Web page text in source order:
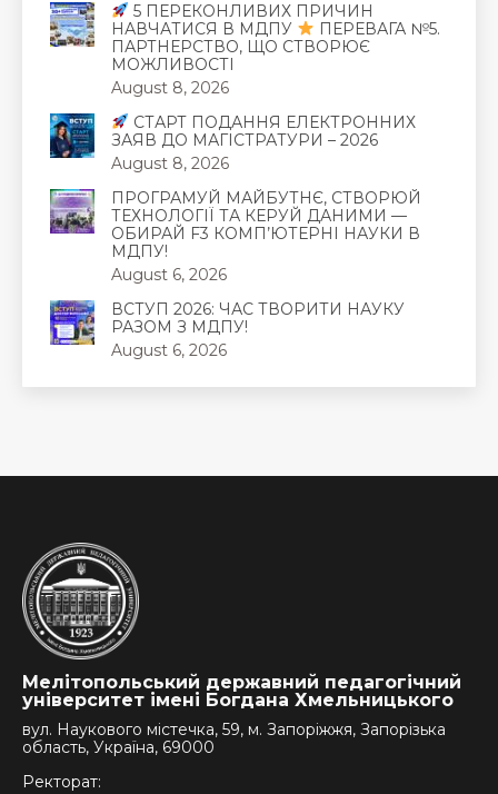
5 ПЕРЕКОНЛИВИХ ПРИЧИН
НАВЧАТИСЯ В МДПУ
ПЕРЕВАГА №5.
ПАРТНЕРСТВО, ЩО СТВОРЮЄ
МОЖЛИВОСТІ
August 8, 2026
СТАРТ ПОДАННЯ ЕЛЕКТРОННИХ
ЗАЯВ ДО МАГІСТРАТУРИ – 2026
August 8, 2026
ПРОГРАМУЙ МАЙБУТНЄ, СТВОРЮЙ
ТЕХНОЛОГІЇ ТА КЕРУЙ ДАНИМИ —
ОБИРАЙ F3 КОМП’ЮТЕРНІ НАУКИ В
МДПУ!
August 6, 2026
ВСТУП 2026: ЧАС ТВОРИТИ НАУКУ
РАЗОМ З МДПУ!
August 6, 2026
Мелітопольський державний педагогічний
університет імені Богдана Хмельницького
вул. Наукового містечка, 59, м. Запоріжжя, Запорізька
область, Україна, 69000
Ректорат: